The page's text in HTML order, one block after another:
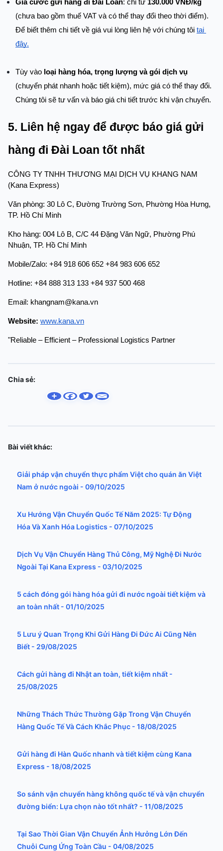
Giá cước gửi hàng đi Đài Loan: chỉ từ 130.000 VNĐ/kg
(chưa bao gồm thuế VAT và có thể thay đổi theo thời điểm).
Để biết thêm chi tiết về giá vui lòng liên hệ với chúng tôi tại
đây.
Tùy vào loại hàng hóa, trọng lượng và gói dịch vụ
(chuyển phát nhanh hoặc tiết kiệm), mức giá có thể thay đổi.
Chúng tôi sẽ tư vấn và báo giá chi tiết trước khi vận chuyển.
5. Liên hệ ngay để được báo giá gửi
hàng đi Đài Loan tốt nhất
CÔNG TY TNHH THƯƠNG MẠI DỊCH VỤ KHANG NAM
(Kana Express)
Văn phòng: 30 Lô C, Đường Trường Sơn, Phường Hòa Hưng,
TP. Hồ Chí Minh
Kho hàng: 004 Lô B, C/C 44 Đặng Văn Ngữ, Phường Phú
Nhuận, TP. Hồ Chí Minh
Mobile/Zalo: +84 918 606 652 +84 983 606 652
Hotline: +84 888 313 133 +84 937 500 468
Email: khangnam@kana.vn
Website: www.kana.vn
"Reliable – Efficient – Professional Logistics Partner
Chia sẻ:
Bài viết khác:
Giải pháp vận chuyển thực phẩm Việt cho quán ăn Việt
Nam ở nước ngoài - 09/10/2025
Xu Hướng Vận Chuyển Quốc Tế Năm 2025: Tự Động
Hóa Và Xanh Hóa Logistics - 07/10/2025
Dịch Vụ Vận Chuyển Hàng Thủ Công, Mỹ Nghệ Đi Nước
Ngoài Tại Kana Express - 03/10/2025
5 cách đóng gói hàng hóa gửi đi nước ngoài tiết kiệm và
an toàn nhất - 01/10/2025
5 Lưu ý Quan Trọng Khi Gửi Hàng Đi Đức Ai Cũng Nên
Biết - 29/08/2025
Cách gửi hàng đi Nhật an toàn, tiết kiệm nhất -
25/08/2025
Những Thách Thức Thường Gặp Trong Vận Chuyển
Hàng Quốc Tế Và Cách Khắc Phục - 18/08/2025
Gửi hàng đi Hàn Quốc nhanh và tiết kiệm cùng Kana
Express - 18/08/2025
So sánh vận chuyển hàng không quốc tế và vận chuyển
đường biển: Lựa chọn nào tốt nhất? - 11/08/2025
Tại Sao Thời Gian Vận Chuyển Ảnh Hưởng Lớn Đến
Chuỗi Cung Ứng Toàn Cầu - 04/08/2025